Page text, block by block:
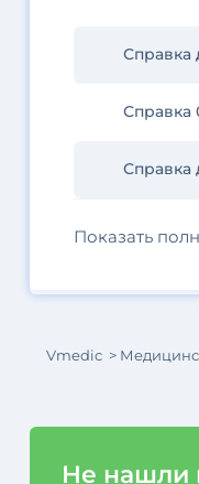
Справка
Справка
Справка
Показать
Vmedic
Не нашли